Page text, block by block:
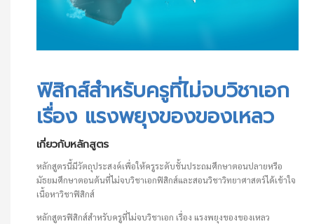
ฟิสิกส์สำหรับครูที่ไม่จบวิชาเอก
เรื่อง แรงพยุงของของเหลว
เกี่ยวกับหลักสูตร
หลักสูตรนี้มีวัตถุประสงค์เพื่อให้ครูระดับชั้นประถมศึกษาตอนปลายหรือ
มัธยมศึกษาตอนต้นที่ไม่จบวิชาเอกฟิสิกส์และสอนวิชาวิทยาศาสตร์ได้เข้าใจ
เนื้อหาวิชาฟิสิกส์
หลักสูตรฟิสิกส์สำหรับครูที่ไม่จบวิชาเอก เรื่อง แรงพยุงของของเหลว